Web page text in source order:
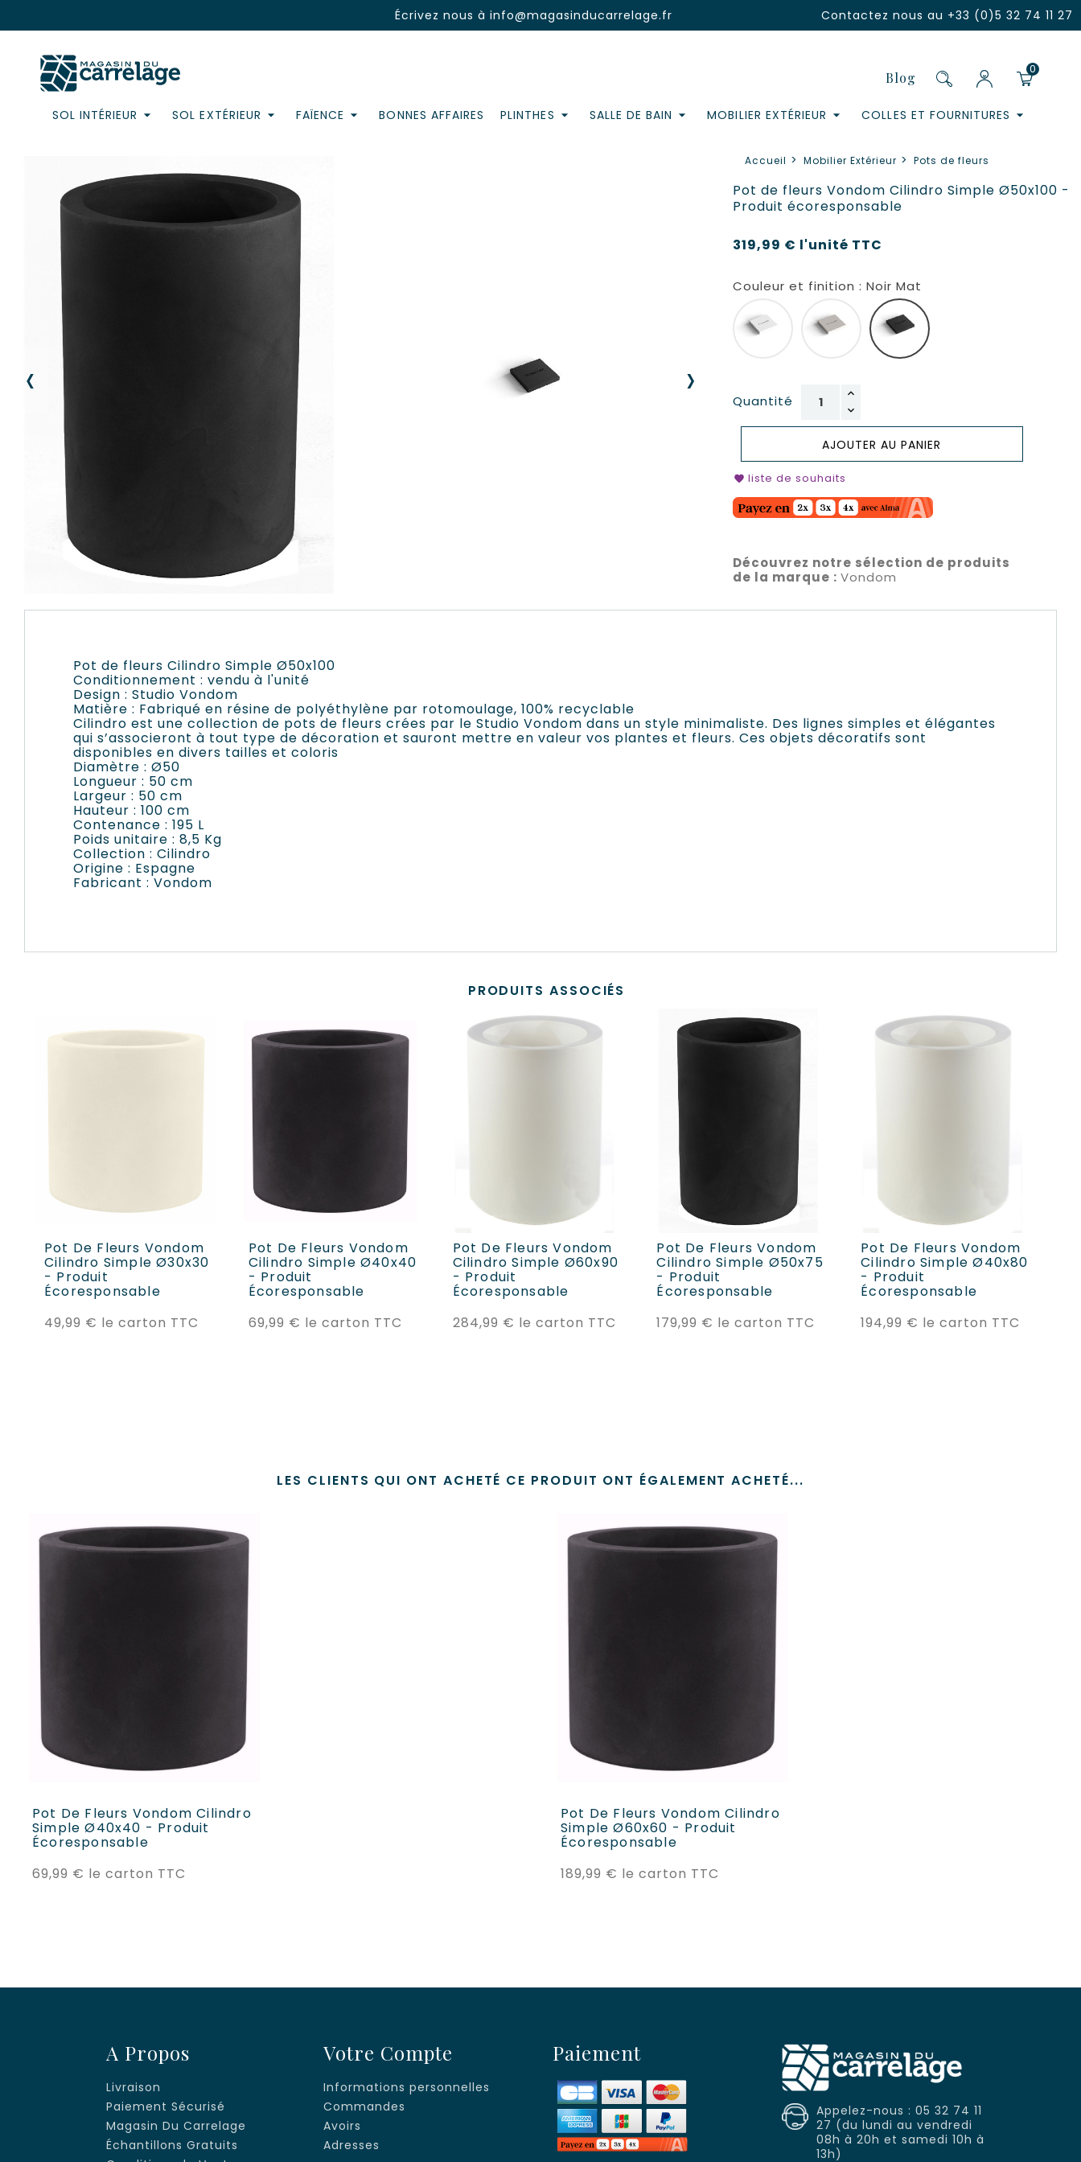
Écrivez nous àinfo@magasinducarrelage.fr Contactez nous au +33 (0)5 32 74 11 27
0
Blog
SOL INTÉRIEUR SOL EXTÉRIEUR FAÏENCE BONNES AFFAIRES PLINTHES SALLE DE BAIN MOBILIER EXTÉRIEUR COLLES ET FOURNITURES
‹ ›
Accueil Mobilier Extérieur Pots de fleurs
Pot de fleurs Vondom Cilindro Simple Ø50x100 -
Produit écoresponsable
319,99 € l'unité TTC
Couleur et finition : Noir Mat
Ecru Mat
Quantité
AJOUTER AU PANIER
favorite liste de souhaits
Découvrez notre sélection de produits
de la marque : Vondom
Pot de fleurs Cilindro Simple Ø50x100
Conditionnement : vendu à l'unité
Design : Studio Vondom
Matière : Fabriqué en résine de polyéthylène par rotomoulage, 100% recyclable
Cilindro est une collection de pots de fleurs crées par le Studio Vondom dans un style minimaliste. Des lignes simples et élégantes
qui s’associeront à tout type de décoration et sauront mettre en valeur vos plantes et fleurs. Ces objets décoratifs sont
disponibles en divers tailles et coloris
Diamètre : Ø50
Longueur : 50 cm
Largeur : 50 cm
Hauteur : 100 cm
Contenance : 195 L
Poids unitaire : 8,5 Kg
Collection : Cilindro
Origine : Espagne
Fabricant : Vondom
PRODUITS ASSOCIÉS
Pot De Fleurs Vondom
Cilindro Simple Ø30x30
- Produit
Écoresponsable
49,99 € le carton TTC
Pot De Fleurs Vondom
Cilindro Simple Ø40x40
- Produit
Écoresponsable
69,99 € le carton TTC
Pot De Fleurs Vondom
Cilindro Simple Ø60x90
- Produit
Écoresponsable
284,99 € le carton TTC
AJOUTER AU PANIER
Pot De Fleurs Vondom
Cilindro Simple Ø50x75
- Produit
Écoresponsable
179,99 € le carton TTC
AJOUTER AU PANIER
Pot De Fleurs Vondom
Cilindro Simple Ø40x80
- Produit
Écoresponsable
194,99 € le carton TTC
AJOUTER AU PANIER
LES CLIENTS QUI ONT ACHETÉ CE PRODUIT ONT ÉGALEMENT ACHETÉ...
Pot De Fleurs Vondom Cilindro
Simple Ø40x40 - Produit
Écoresponsable
69,99 € le carton TTC
Pot De Fleurs Vondom Cilindro
Simple Ø60x60 - Produit
Écoresponsable
189,99 € le carton TTC
A Propos
Livraison
Paiement Sécurisé
Magasin Du Carrelage
Échantillons Gratuits
Votre Compte
Informations personnelles
Commandes
Avoirs
Adresses
Paiement
Appelez-nous : 05 32 74 11
27 (du lundi au vendredi
08h à 20h et samedi 10h à
13h)